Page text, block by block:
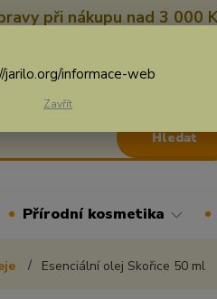
při nákupu nad 3 000
Hledat
Přírodní kosmetika
Esenciální olej Skořice 50 ml
informace-web
Zavřít